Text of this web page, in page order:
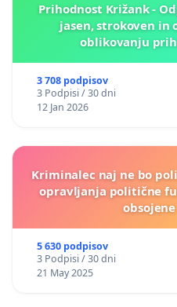
Prihodnost Križank -
jasen, strokoven in
oblikovanju
3 708 podpisov
3 Podpisi / 30 dni
12 Jan 2026
Kriminalec naj ne bo
opravljanja politične
5 630 podpisov
3 Podpisi / 30 dni
21 May 2025